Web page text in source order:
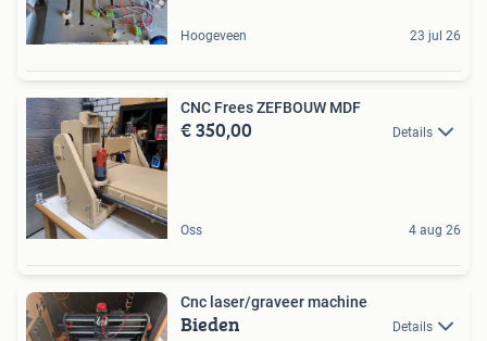
Hoogeveen 23 jul 26
CNC Frees ZEFBOUW MDF
€ 350,00 Details
Oss 4 aug 26
Cnc laser/graveer machine
Bieden Details